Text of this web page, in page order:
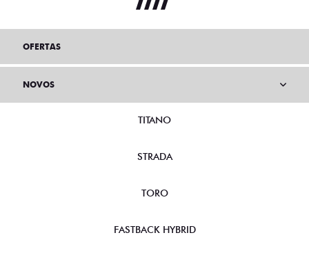
OFERTAS
NOVOS
TITANO
STRADA
TORO
FASTBACK HYBRID